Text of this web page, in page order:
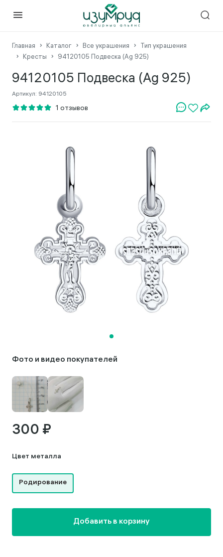
Главная Каталог Все украшения
Тип украшения
Кресты
94120105 Подвеска (Ag 925)
94120105 Подвеска (Ag 925)
Артикул: 94120105
Фото и видео покупателей
300 ₽
Цвет металла
Родирование
Добавить в корзину